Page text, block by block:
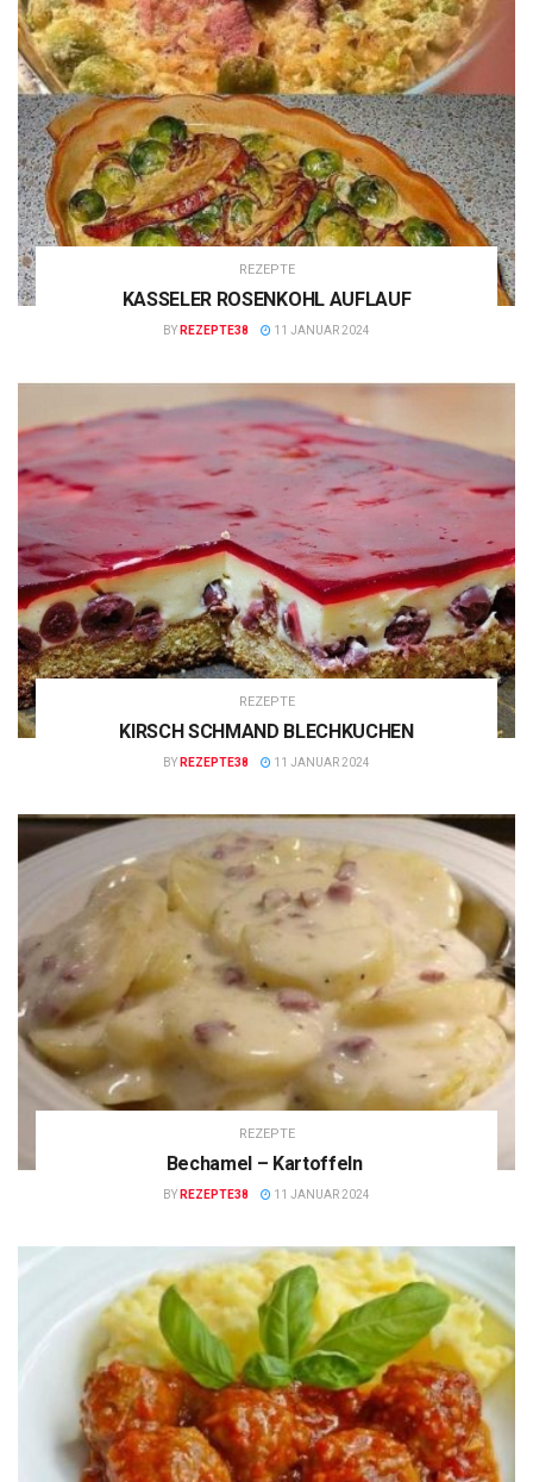
REZEPTE
KASSELER ROSENKOHL AUFLAUF
BY REZEPTE38 11 JANUAR 2024
REZEPTE
KIRSCH SCHMAND BLECHKUCHEN
BY REZEPTE38 11 JANUAR 2024
REZEPTE
Bechamel – Kartoffeln
BY REZEPTE38 11 JANUAR 2024